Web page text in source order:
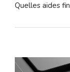
Quelles aides